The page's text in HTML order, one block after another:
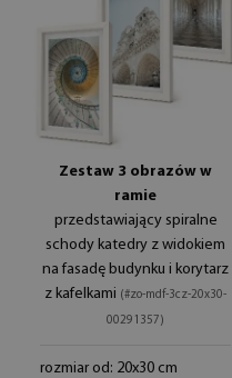
Zestaw 3 obrazów w
ramie
przedstawiający spiralne
schody katedry z widokiem
na fasadę budynku i korytarz
z kafelkami (#zo-mdf-3cz-20x30-
00291357)
rozmiar od: 20x30 cm